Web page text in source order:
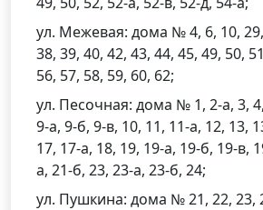
ул. Межевая: дома № 4, 6, 10, 29,
38, 39, 40, 42, 43, 44, 45, 49, 50,
56, 57, 58, 59, 60, 62;
ул. Песочная: дома № 1, 2-а, 3,
9-а, 9-б, 9-в, 10, 11, 11-а, 12, 13,
17, 17-а, 18, 19, 19-а, 19-б, 19-в,
а, 21-б, 23, 23-а, 23-б, 24;
ул. Пушкина: дома № 21, 22, 23,